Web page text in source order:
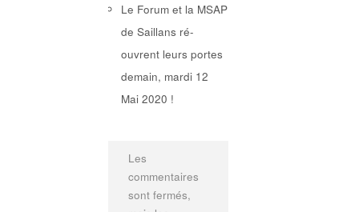
Le Forum et la MSAP
de Saillans ré-
ouvrent leurs portes
demain, mardi 12
Mai 2020 !
Les
commentaires
sont fermés,